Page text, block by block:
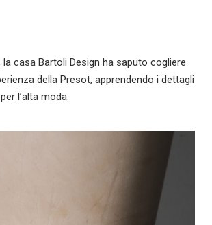
la casa Bartoli Design ha saputo cogliere
della Presot, apprendendo i dettagli
l’alta moda.